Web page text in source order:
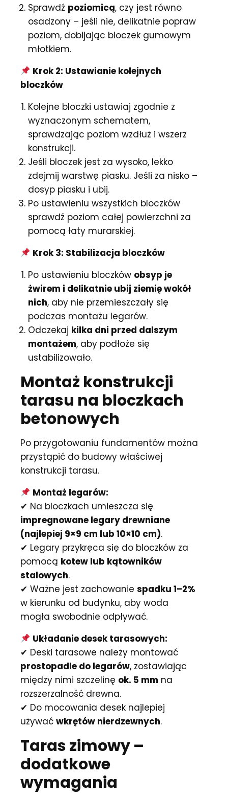
Sprawdź poziomicą, czy jest równo
osadzony – jeśli nie, delikatnie popraw
poziom, dobijając bloczek gumowym
młotkiem.
Krok 2: Ustawianie kolejnych
bloczków
Kolejne bloczki ustawiaj zgodnie z
wyznaczonym schematem,
sprawdzając poziom wzdłuż i wszerz
konstrukcji.
Jeśli bloczek jest za wysoko, lekko
zdejmij warstwę piasku. Jeśli za nisko –
dosyp piasku i ubij.
Po ustawieniu wszystkich bloczków
sprawdź poziom całej powierzchni za
pomocą łaty murarskiej.
Krok 3: Stabilizacja bloczków
Po ustawieniu bloczków obsyp je
żwirem i delikatnie ubij ziemię wokół
nich, aby nie przemieszczały się
podczas montażu legarów.
Odczekaj kilka dni przed dalszym
montażem, aby podłoże się
ustabilizowało.
Montaż konstrukcji
tarasu na bloczkach
betonowych
Po przygotowaniu fundamentów można
przystąpić do budowy właściwej
konstrukcji tarasu.
Montaż legarów:
✔ Na bloczkach umieszcza się
impregnowane legary drewniane
(najlepiej 9×9 cm lub 10×10 cm).
✔ Legary przykręca się do bloczków za
pomocą kotew lub kątowników
stalowych.
✔ Ważne jest zachowanie spadku 1–2%
w kierunku od budynku, aby woda
mogła swobodnie odpływać.
Układanie desek tarasowych:
✔ Deski tarasowe należy montować
prostopadle do legarów, zostawiając
między nimi szczelinę ok. 5 mm na
rozszerzalność drewna.
✔ Do mocowania desek najlepiej
używać wkrętów nierdzewnych.
Taras zimowy –
dodatkowe
wymagania